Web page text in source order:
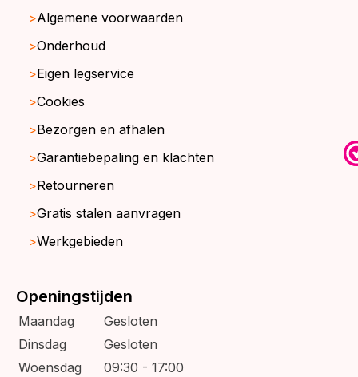
Algemene voorwaarden
Onderhoud
Eigen legservice
Cookies
Bezorgen en afhalen
Garantiebepaling en klachten
Retourneren
Gratis stalen aanvragen
Werkgebieden
Openingstijden
Maandag
Gesloten
Dinsdag
Gesloten
Woensdag
09:30 - 17:00